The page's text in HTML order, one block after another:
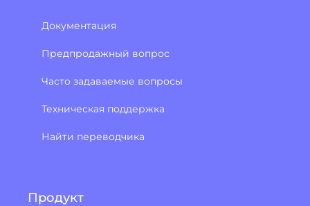
Документация
Предпродажный вопрос
Часто задаваемые вопросы
Техническая поддержка
Найти переводчика
Продукт